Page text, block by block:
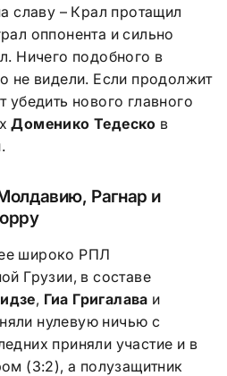
славу – Крал протащил
оппонента и сильно
Ничего подобного в
не видели. Если продолжит
нового главного
Доменико Тедеско в
Рагнар и
широко РПЛ
Грузии, в составе
, Гиа Григалава и
нулевую ничью с
приняли участие и в
(3:2), а полузащитник